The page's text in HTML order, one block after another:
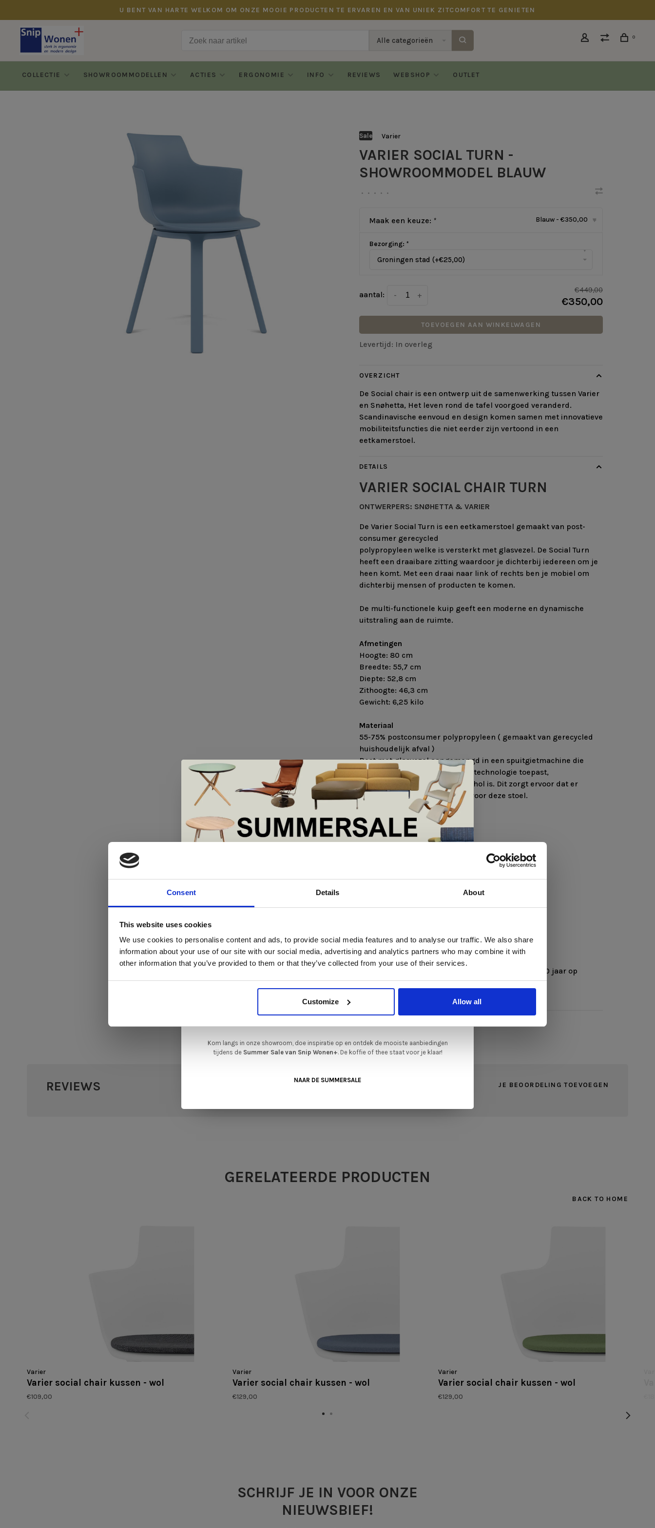
Consent Details About
This website uses cookies
We use cookies to personalise content and ads, to provide social media features and to analyse our traffic. We also share
information about your use of our site with our social media, advertising and analytics partners who may combine it with
other information that you’ve provided to them or that they’ve collected from your use of their services.
Customize Allow all
U BENT VAN HARTE WELKOM OM ONZE MOOIE PRODUCTEN TE ERVAREN EN VAN UNIEK ZITCOMFORT TE GENIETEN
Alle categorieën 0
COLLECTIE SHOWROOMMODELLEN ACTIES ERGONOMIE INFO REVIEWS WEBSHOP OUTLET
Sale Varier
VARIER SOCIAL TURN -
SHOWROOMMODEL BLAUW
• • • • •
Maak een keuze: * Blauw - €350,00 ▾
Bezorging: *
Groningen stad (+€25,00)
▾
aantal: +
-
€449,00
€350,00
TOEVOEGEN AAN WINKELWAGEN
Levertijd: In overleg
OVERZICHT
De Social chair is een ontwerp uit de samenwerking tussen Varier
en Snøhetta, Het leven rond de tafel voorgoed veranderd.
Scandinavische eenvoud en design komen samen met innovatieve
mobiliteitsfuncties die niet eerder zijn vertoond in een
eetkamerstoel.
DETAILS
VARIER SOCIAL CHAIR TURN
ONTWERPERS: SNØHETTA & VARIER
De Varier Social Turn is een eetkamerstoel gemaakt van post-
consumer gerecycled
polypropyleen welke is versterkt met glasvezel. De Social Turn
heeft een draaibare zitting waardoor je dichterbij iedereen om je
heen komt. Met een draai naar link of rechts ben je mobiel om
dichterbij mensen of producten te komen.
De multi-functionele kuip geeft een moderne en dynamische
uitstraling aan de ruimte.
Afmetingen
Hoogte: 80 cm
Breedte: 55,7 cm
Diepte: 52,8 cm
Zithoogte: 46,3 cm
Gewicht: 6,25 kilo
Materiaal
55-75% postconsumer polypropyleen ( gemaakt van gerecycled
huishoudelijk afval )
Rest met glasvezel aangemengd in een spuitgietmachine die
onder grote druk een gasblaastechnologie toepast,
waardoor de kern van de stoel hol is. Dit zorgt ervoor dat er
minder materiaal benodigd is voor deze stoel.
Ontwerpjaar
2022
ISO 21930 en EN 15804
Garantie
registratie 10 jaar op
fabrieksfouten in hout en polypropyleen.
REVIEWS JE BEOORDELING TOEVOEGEN
GERELATEERDE PRODUCTEN
BACK TO HOME
Varier
Varier social chair kussen - wol
€109,00
Varier
Varier social chair kussen - wol
€129,00
Varier
Varier social chair kussen - wol
€129,00
SCHRIJF JE IN VOOR ONZE
NIEUWSBIEF!
De Summer Sale bij Snip Wonen+ is gestart!
In onze showroom vind je een uitgebreide selectie designmeubelen van
gerenommeerde Nederlandse en Europese merken. Onder andere showroommodellen
van
Sculptures Jeux Artisanzijn nu extra voordelig
gelegenheid om jouw favoriete designmeubel geheel naar wens samen te stellen,
met de kwaliteit, het comfort en de uitstraling die je van Snip Wonen+ mag
Kom langs in onze showroom, doe inspiratie op en ontdek de mooiste aanbiedingen
tijdens de Summer Sale van Snip Wonen+. De koffie of thee staat voor je klaar!
NAAR DE SUMMERSALE